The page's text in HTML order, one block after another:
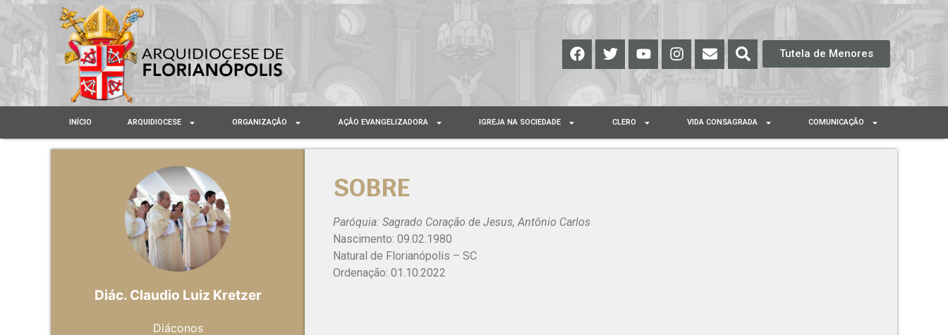
Tutela de Menores
INÍCIO ARQUIDIOCESE ORGANIZAÇÃO AÇÃO EVANGELIZADORA IGREJA NA SOCIEDADE CLERO VIDA CONSAGRADA COMUNICAÇÃO
Diác. Claudio Luiz Kretzer
Diáconos
SOBRE
Paróquia: Sagrado Coração de Jesus, Antônio Carlos
Nascimento: 09.02.1980
Natural de Florianópolis – SC
Ordenação: 01.10.2022